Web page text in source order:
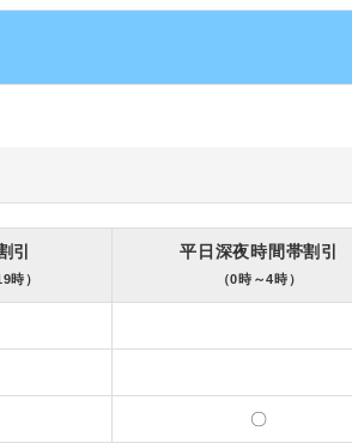
引
時）
平日深夜時間帯割引
（0時～4時）
〇